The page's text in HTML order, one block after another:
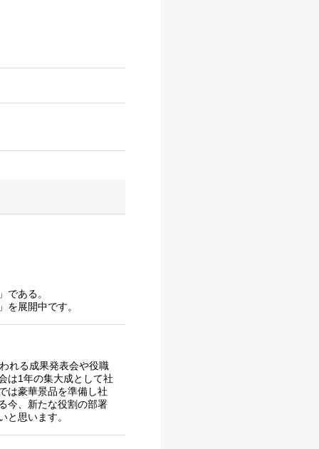
である。
展開中です。
れる成果発表会や役職
は1年の集大成として社
は豪華景品を準備し社
今、新たな役割の部署
と思います。